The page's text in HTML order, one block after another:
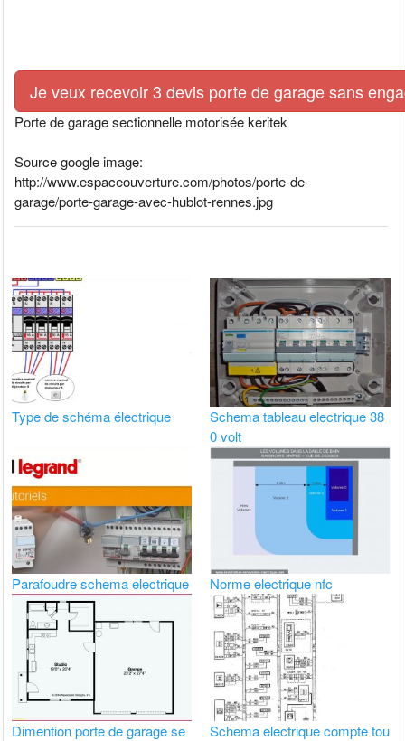
Je veux recevoir 3 devis porte de garage sans
Porte de garage sectionnelle motorisée keritek
Source google image:
http://www.espaceouverture.com/photos/porte-de-
garage/porte-garage-avec-hublot-rennes.jpg
Type de schéma électrique
Schema tableau electrique 38
0 volt
Parafoudre schema electrique Norme electrique nfc
Dimention porte de garage se
Schema electrique compte tou